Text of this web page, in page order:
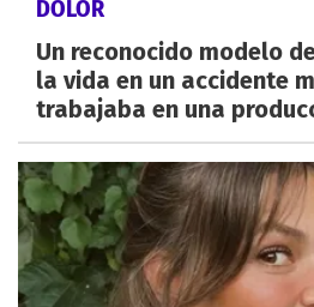
DOLOR
Un reconocido modelo
la vida en un accidente
trabajaba en una